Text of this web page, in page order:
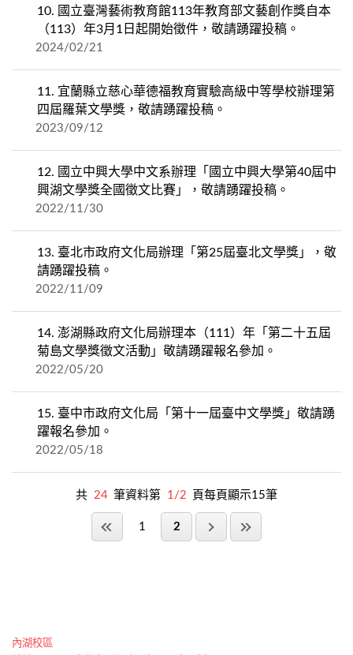
10. 國立臺灣藝術教育館113年教育部文藝創作獎自本
（113）年3月1日起開始徵件，敬請踴躍投稿。
2024/02/21
11. 宜蘭縣立慈心華德福教育實驗高級中等學校辦理第
四屆羅葉文學獎，敬請踴躍投稿。
2023/09/12
12. 國立中興大學中文系辦理「國立中興大學第40屆中
興湖文學獎全國徵文比賽」，敬請踴躍投稿。
2022/11/30
13. 臺北市政府文化局辦理「第25屆臺北文學獎」，敬
請踴躍投稿。
2022/11/09
14. 澎湖縣政府文化局辦理本（111）年「第二十五屆
菊島文學獎徵文活動」敬請踴躍報名參加。
2022/05/20
15. 臺中市政府文化局「第十一屆臺中文學獎」敬請踴
躍報名參加。
2022/05/18
共 24 筆資料第 1/2 頁每頁顯示15筆
1 2
內湖校區